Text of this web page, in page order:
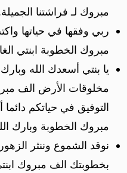
مبروك لـ فراشتنا
ربي وفقها في حياتها
مبروك الخطوبة ابنتي
يا بنتي أسعدك الله
مخلوقات الأرض الف
التوفيق في حياتكم دائما
مبروك الخطوبة وبارك
نوقد الشموع وننثر
بخطوبتك الف مبروك